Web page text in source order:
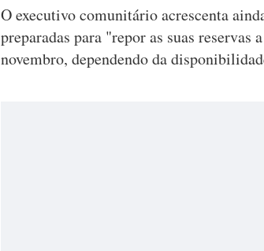
O executivo comunitário acrescenta
preparadas para "repor as suas
novembro, dependendo da